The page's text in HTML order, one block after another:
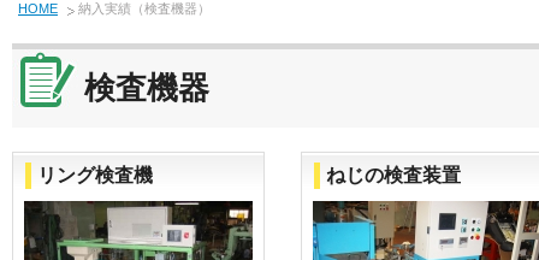
HOME 納入実績（検査機器）
検査機器
リング検査機 ねじの検査装置